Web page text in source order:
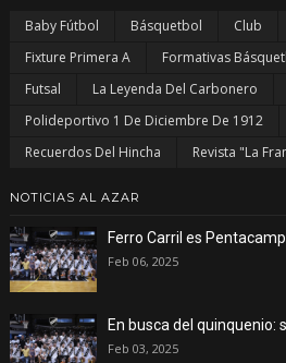
Baby Fútbol Básquetbol Club
Fixture Primera A
Formativas
Futsal
La Leyenda Del Carbonero
Polideportivo 1 De Diciembre De 1912
Recuerdos Del Hincha
Revista "La
NOTICIAS AL AZAR
Ferro Carril es
Feb 06, 2025
En busca del quinquenio:
Feb 03, 2025